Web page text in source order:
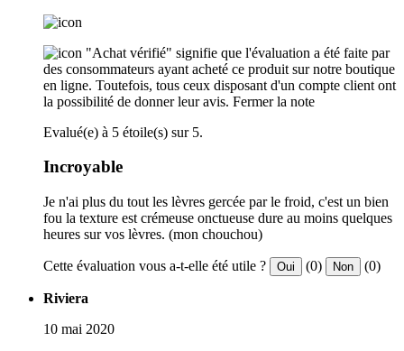
"Achat vérifié" signifie que l'évaluation a été faite par
des consommateurs ayant acheté ce produit sur notre boutique
en ligne. Toutefois, tous ceux disposant d'un compte client ont
la possibilité de donner leur avis. Fermer la note
Evalué(e) à 5 étoile(s) sur 5.
Incroyable
Je n'ai plus du tout les lèvres gercée par le froid, c'est un bien
fou la texture est crémeuse onctueuse dure au moins quelques
heures sur vos lèvres. (mon chouchou)
Cette évaluation vous a-t-elle été utile ? Oui (0) Non (0)
Riviera
10 mai 2020